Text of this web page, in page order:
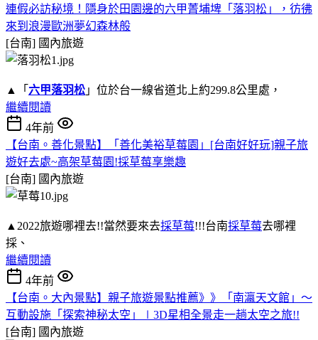
連假必訪秘境！隱身於田園邊的六甲菁埔埤「落羽松」，彷彿
來到浪漫歐洲夢幻森林般
[台南] 國內旅遊
▲「 六甲落羽松 」位於台一線省道北上約299.8公里處，
繼續閱讀
4年前
【台南。善化景點】「善化美裕草莓園」[台南好好玩]親子旅
遊好去處~高架草莓園!採草莓享樂趣
[台南] 國內旅遊
▲2022旅遊哪裡去!!當然要來去採草莓!!!台南採草莓去哪裡
採、
繼續閱讀
4年前
【台南。大內景點】親子旅遊景點推薦》》「南瀛天文館」～
互動設施「探索神秘太空」∣3D星相全景走一趟太空之旅!!
[台南] 國內旅遊